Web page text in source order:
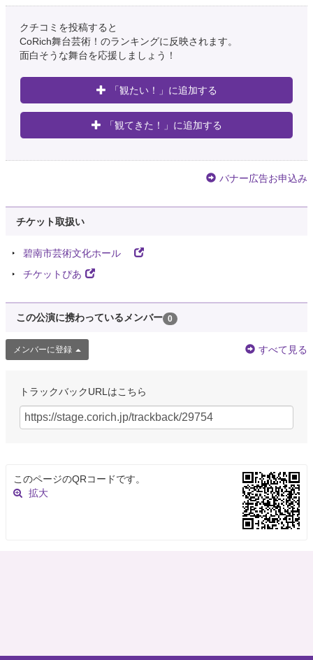
クチコミを投稿すると
CoRich舞台芸術！のランキングに反映されます。
面白そうな舞台を応援しましょう！
「観たい！」に追加する
「観てきた！」に追加する
バナー広告お申込み
チケット取扱い
碧南市芸術文化ホール
チケットぴあ
この公演に携わっているメンバー 0
メンバーに登録 すべて見る
トラックバックURLはこちら
このページのQRコードです。
拡大